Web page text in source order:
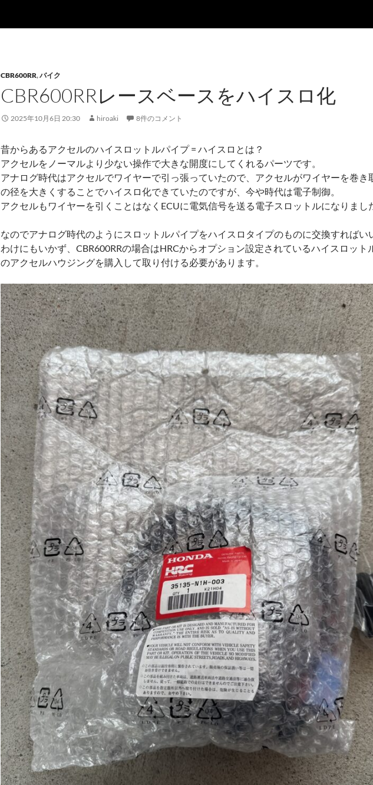
CBR600RR,バイク
CBR600RRレースベースをハイスロ化
2025年10月6日 20:30 hiroaki 8件のコメント
昔からあるアクセルのハイスロットルパイプ = ハイスロとは？
アクセルをノーマルより少ない操作で大きな開度にしてくれるパーツです。
アナログ時代はアクセルでワイヤーで引っ張っていたので、アクセルがワイヤーを巻き
の径を大きくすることでハイスロ化できていたのですが、今や時代は電子制御。
アクセルもワイヤーを引くことはなくECUに電気信号を送る電子スロットルになりまし
なのでアナログ時代のようにスロットルパイプをハイスロタイプのものに交換すればい
わけにもいかず、CBR600RRの場合はHRCからオプション設定されているハイスロット
のアクセルハウジングを購入して取り付ける必要があります。